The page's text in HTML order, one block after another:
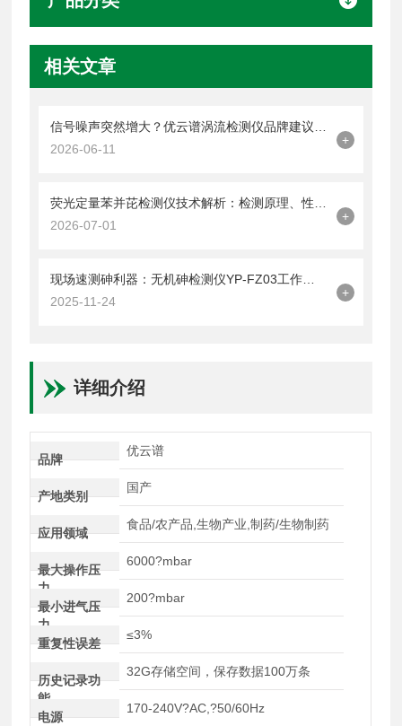
相关文章
信号噪声突然增大？优云谱涡流检测仪品牌建议先查探头再调数字滤波
2026-06-11
+
荧光定量苯并芘检测仪技术解析：检测原理、性能参数与品牌选型全指南
2026-07-01
+
现场速测砷利器：无机砷检测仪YP-FZ03工作原理与特点
2025-11-24
+
详细介绍
品牌
优云谱
产地类别
国产
应用领域
食品/农产品,生物产业,制药/生物制药
最大操作压
力
6000?mbar
最小进气压
力
200?mbar
重复性误差
≤3%
历史记录功
能
32G存储空间，保存数据100万条
电源
170-240V?AC,?50/60Hz